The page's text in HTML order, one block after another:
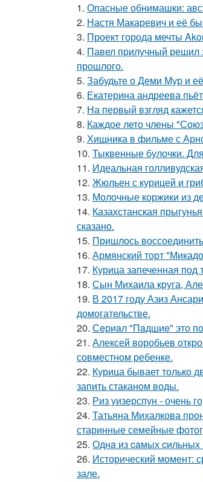
1. Опасные обнимашки:
2. Настя Макаревич и её
3. Проект города мечты
4. Павел прилучный решил
прошлого.
5. Забудьте о Деми Мур и
6. Екатерина андреева
7. На первый взгляд
8. Каждое лето члены
9. Хищника в фильме с
10. Тыквенные булочки.
11. Идеальная
12. Жюльен с курицей и
13. Молочные коржики из
14. Казахстанская
сказано.
15. Пришлось
16. Армянский торт
17. Курица запеченная
18. Сын Михаила круга,
19. В 2017 году Азиз
домогательстве.
20. Сeриaл "Пaдшиe" это
21. Алексей воробьев
совместном ребенке.
22. Курица бывает только
запить стаканом воды.
23. Риз уизерспун - очень
24. Татьяна Михалкова
старинные семейные
25. Однa из caмых cильных
26. Исторический момент:
зале.